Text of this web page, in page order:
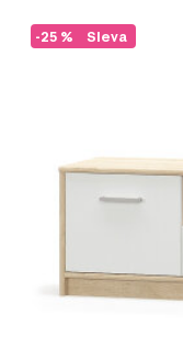
Sleva
-25 %